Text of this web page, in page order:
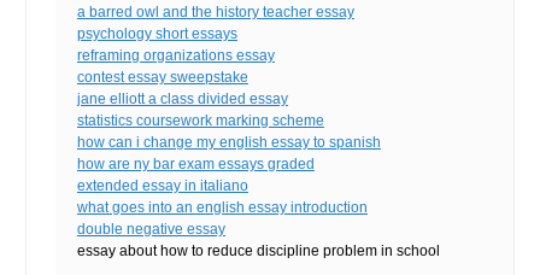
a barred owl and the history teacher essay
psychology short essays
reframing organizations essay
contest essay sweepstake
jane elliott a class divided essay
statistics coursework marking scheme
how can i change my english essay to spanish
how are ny bar exam essays graded
extended essay in italiano
what goes into an english essay introduction
double negative essay
essay about how to reduce discipline problem in school